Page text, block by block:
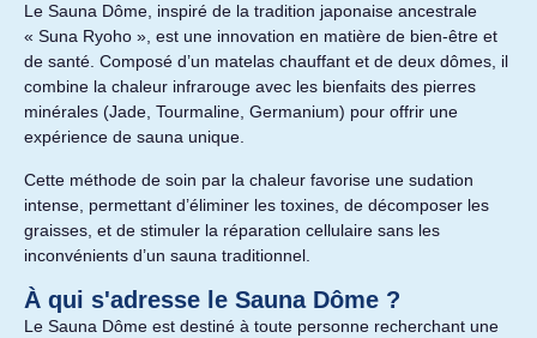
Le Sauna Dôme, inspiré de la tradition japonaise ancestrale
« Suna Ryoho », est une innovation en matière de bien-être et
de santé. Composé d’un matelas chauffant et de deux dômes, il
combine la chaleur infrarouge avec les bienfaits des pierres
minérales (Jade, Tourmaline, Germanium) pour offrir une
expérience de sauna unique.
Cette méthode de soin par la chaleur favorise une sudation
intense, permettant d’éliminer les toxines, de décomposer les
graisses, et de stimuler la réparation cellulaire sans les
inconvénients d’un sauna traditionnel.
À qui s'adresse le Sauna Dôme ?
Le Sauna Dôme est destiné à toute personne recherchant une